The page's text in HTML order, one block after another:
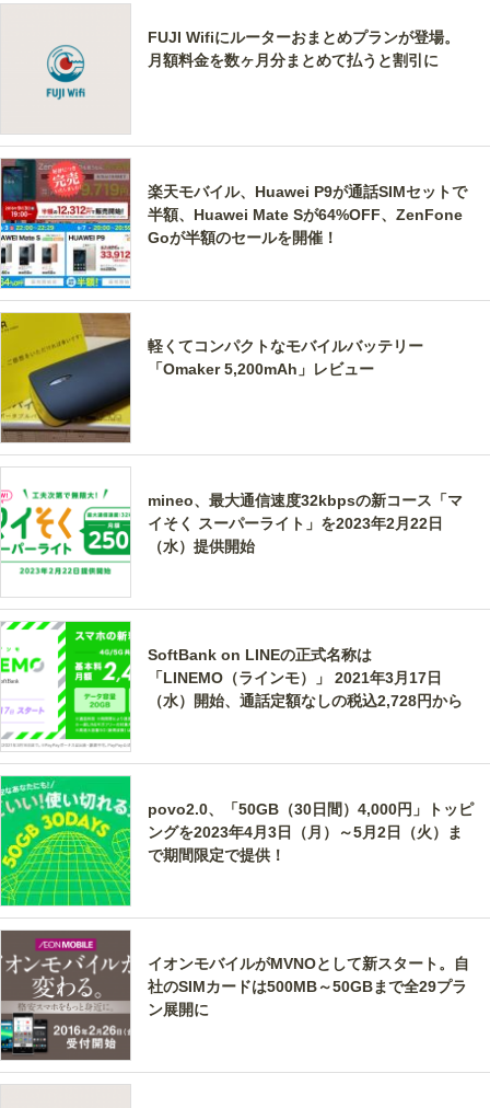
FUJI Wifiにルーターおまとめプランが登場。
月額料金を数ヶ月分まとめて払うと割引に
楽天モバイル、Huawei P9が通話SIMセットで
半額、Huawei Mate Sが64%OFF、ZenFone
Goが半額のセールを開催！
軽くてコンパクトなモバイルバッテリー
「Omaker 5,200mAh」レビュー
mineo、最大通信速度32kbpsの新コース「マ
イそく スーパーライト」を2023年2月22日
（水）提供開始
SoftBank on LINEの正式名称は
「LINEMO（ラインモ）」 2021年3月17日
（水）開始、通話定額なしの税込2,728円から
povo2.0、「50GB（30日間）4,000円」トッピ
ングを2023年4月3日（月）～5月2日（火）ま
で期間限定で提供！
イオンモバイルがMVNOとして新スタート。自
社のSIMカードは500MB～50GBまで全29プラ
ン展開に